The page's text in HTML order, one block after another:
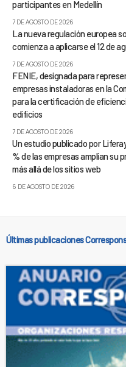
participantes en Medellín
7 DE AGOSTO DE 2026
La nueva regulación europea
comienza a aplicarse el 12 de
7 DE AGOSTO DE 2026
FENIE, designada para
empresas instaladoras en la
para la certificación de
edificios
7 DE AGOSTO DE 2026
Un estudio publicado por
% de las empresas amplían su
más allá de los sitios web
6 DE AGOSTO DE 2026
Últimas publicaciones